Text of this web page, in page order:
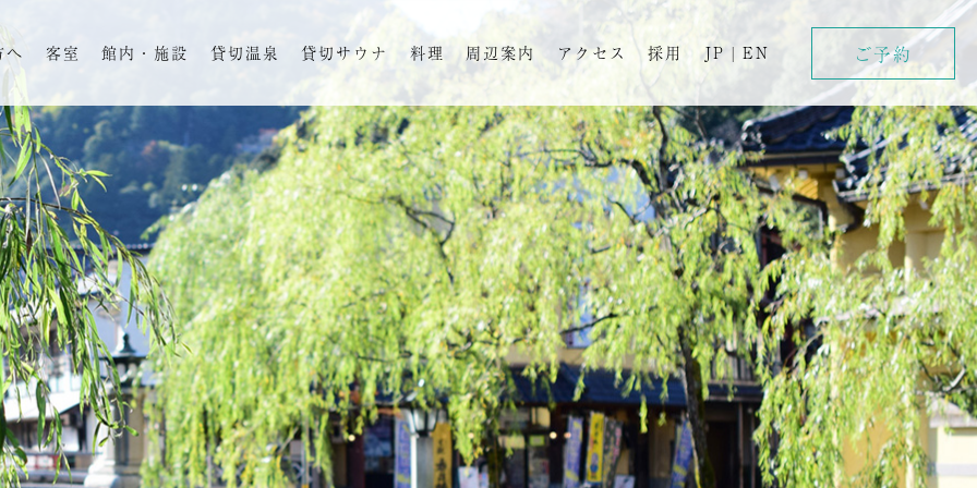
へ 客室 館内・施設 貸切温泉 貸切サウナ 料理 周辺案内 アクセス 採用 JP | EN ご予約